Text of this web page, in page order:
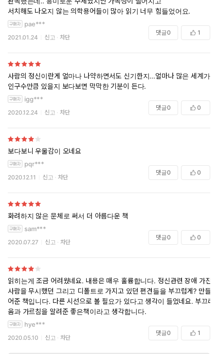
서치해도 나오지 않는 의학용어들이 많아 읽기 너무 힘들었어요.
pae***
2021.01.24 신고 차단
댓글0 1
사람의 정신이란게 얼마나 나약하면서도 신기한지...얼마나 많은 세계가
인구수만큼 있을지 보다보면 막막한 기분이 든다.
igg***
2020.12.24 신고 차단
댓글0 0
보다보니 우울감이 오네요
pqr***
2020.12.11 신고 차단
댓글0 0
화려하지 않은 문체로 써서 더 아름다운 책
sam***
2020.07.27 신고 차단
댓글0 0
읽히는게 조금 어려웠네요. 내용은 매우 훌륭합니다. 정신관련 장애 가진
사람을 무시했던 그리고 디폴트로 가지고 있던 편견들을 부끄럽게? 만들
어준 책입니다. 다른 시선으로 볼 필요가 있다고 생각이 들었네요. 부끄러
움과 가르침을 알려준 좋은책이라고 생각합니다.
hye***
2020.05.10 신고 차단
댓글0 1